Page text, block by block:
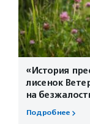
«История
лисенок
на
Подробнее